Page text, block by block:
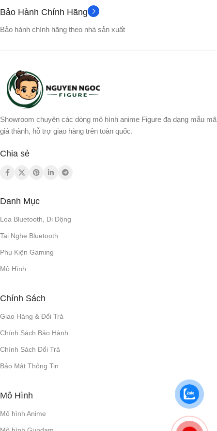
Bảo Hành Chính Hãng
Bảo hành chính hãng theo nhà sản xuất
Showroom chuyên các dòng mô hình anime Figure đa dạng mẫu mã
giá thành, hỗ trợ giao hàng trên toàn quốc.
Chia sẻ
Danh Mục
Loa Bluetooth, Di Động
Tai Nghe Bluetooth
Phụ Kiện Gaming
Mô Hình
Chính Sách
Giao Hàng & Đổi Trả
Chính Sách Bảo Hành
Chính Sách Đổi Trả
Bảo Mật Thông Tin
Mô Hình
Mô hình Anime